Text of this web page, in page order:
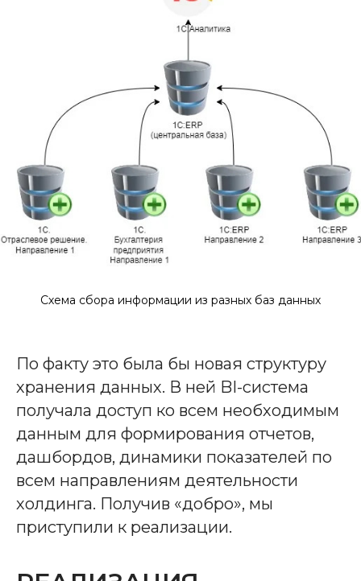
Схема сбора информации из разных баз данных
По факту это была бы новая структуру
хранения данных. В ней BI-система
получала доступ ко всем необходимым
данным для формирования отчетов,
дашбордов, динамики показателей по
всем направлениям деятельности
холдинга. Получив «добро», мы
приступили к реализации.